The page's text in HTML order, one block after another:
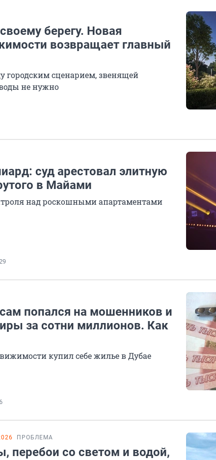
берегу. Новая
возвращает главный
городским сценарием, звенящей
не нужно
суд арестовал элитную
в Майами
над роскошными апартаментами
попался на мошенников и
за сотни миллионов. Как
купил себе жилье в Дубае
6
ПРОБЛЕМА
перебои со светом и водой,